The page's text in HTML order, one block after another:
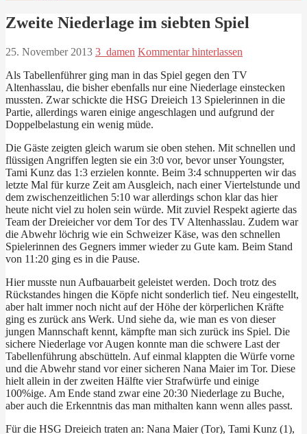
Zweite Niederlage im siebten Spiel
25. November 2013 3_damen Kommentar hinterlassen
Als Tabellenführer ging man in das Spiel gegen den TV
Altenhasslau, die bisher ebenfalls nur eine Niederlage einstecken
mussten. Zwar schickte die HSG Dreieich 13 Spielerinnen in die
Partie, allerdings waren einige angeschlagen und aufgrund der
Doppelbelastung ein wenig müde.
Die Gäste zeigten gleich warum sie oben stehen. Mit schnellen und
flüssigen Angriffen legten sie ein 3:0 vor, bevor unser Youngster,
Tami Kunz das 1:3 erzielen konnte. Beim 3:4 schnupperten wir das
letzte Mal für kurze Zeit am Ausgleich, nach einer Viertelstunde und
dem zwischenzeitlichen 5:10 war allerdings schon klar das hier
heute nicht viel zu holen sein würde. Mit zuviel Respekt agierte das
Team der Dreieicher vor dem Tor des TV Altenhasslau. Zudem war
die Abwehr löchrig wie ein Schweizer Käse, was den schnellen
Spielerinnen des Gegners immer wieder zu Gute kam. Beim Stand
von 11:20 ging es in die Pause.
Hier musste nun Aufbauarbeit geleistet werden. Doch trotz des
Rückstandes hingen die Köpfe nicht sonderlich tief. Neu eingestellt,
aber halt immer noch nicht auf der Höhe der körperlichen Kräfte
ging es zurück ans Werk. Und siehe da, wie man es von dieser
jungen Mannschaft kennt, kämpfte man sich zurück ins Spiel. Die
sichere Niederlage vor Augen konnte man die schwere Last der
Tabellenführung abschütteln. Auf einmal klappten die Würfe vorne
und die Abwehr stand vor einer sicheren Nana Maier im Tor. Diese
hielt allein in der zweiten Hälfte vier Strafwürfe und einige
100%ige. Am Ende stand zwar eine 20:30 Niederlage zu Buche,
aber auch die Erkenntnis das man mithalten kann wenn alles passt.
Für die HSG Dreieich traten an: Nana Maier (Tor), Tami Kunz (1),